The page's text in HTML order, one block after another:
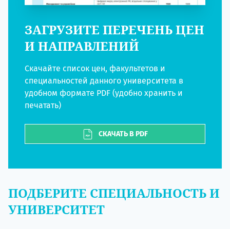
ЗАГРУЗИТЕ ПЕРЕЧЕНЬ ЦЕН
И НАПРАВЛЕНИЙ
Скачайте список цен, факультетов и
специальностей данного университета в
удобном формате PDF (удобно хранить и
печатать)
СКАЧАТЬ В PDF
ПОДБЕРИТЕ СПЕЦИАЛЬНОСТЬ И
УНИВЕРСИТЕТ